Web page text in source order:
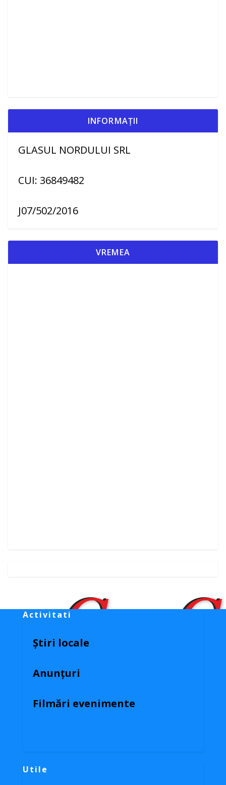
INFORMAȚII
GLASUL NORDULUI SRL
CUI: 36849482
J07/502/2016
VREMEA
Activitati
Știri locale
Anunțuri
Filmări evenimente
Utile